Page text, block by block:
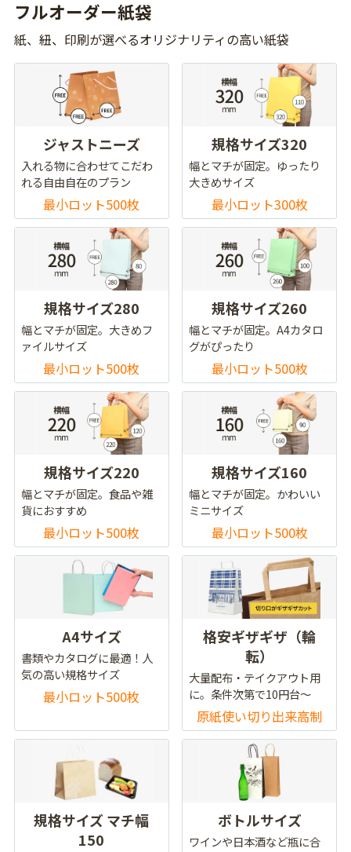
フルオーダー紙袋
紙、紐、印刷が選べるオリジナリティの高い紙袋
ジャストニーズ
入れる物に合わせてこだわ
れる自由自在のプラン
最小ロット500枚
規格サイズ320
幅とマチが固定。ゆったり
大きめサイズ
最小ロット300枚
規格サイズ280
幅とマチが固定。大きめフ
ァイルサイズ
最小ロット500枚
規格サイズ260
幅とマチが固定。A4カタロ
グがぴったり
最小ロット500枚
規格サイズ220
幅とマチが固定。食品や雑
貨におすすめ
最小ロット500枚
規格サイズ160
幅とマチが固定。かわいい
ミニサイズ
最小ロット500枚
A4サイズ
書類やカタログに最適！人
気の高い規格サイズ
最小ロット500枚
格安ギザギザ（輪
転）
大量配布・テイクアウト用
に。条件次第で10円台～
原紙使い切り出来高制
規格サイズ マチ幅
150
ボトルサイズ
ワインや日本酒など瓶に合